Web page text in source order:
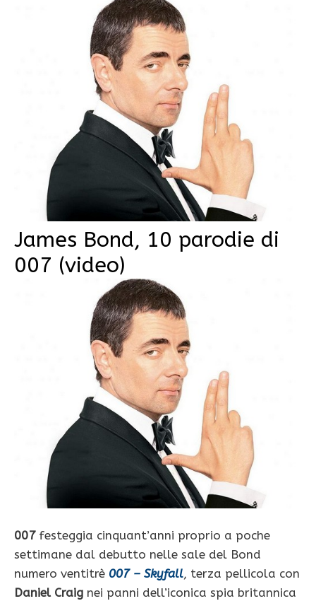
James Bond, 10 parodie di
007 (video)
007festeggia cinquant’anni proprio a poche
settimane dal debutto nelle sale del Bond
numero ventitrè 007 – Skyfall, terza pellicola con
Daniel Craig nei panni dell’iconica spia britannica